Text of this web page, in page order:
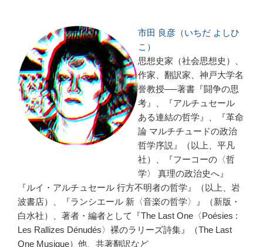
市田 良彦（いちだ よしひ
こ）
思想史家（社会思想史）、
作家、翻訳家、神戸大学名
誉教授──著書『闘争の思
考』、『アルチュセール
ある連結の哲学』、『革命
論 マルチチュードの政治
哲学序説』（以上、平凡
社）、『フーコーの〈哲
学〉 真理の政治史へ』
『ルイ・アルチュセール 行方不明者の哲学』（以上、岩
波書店）、『ランシエール 新〈音楽の哲学〉』（新版・
白水社）、著者・編者として『The Last One〈Poésies :
Les Rallizes Dénudés〉裸のラリーズ詩集』（The Last
One Musique）他、共著翻訳など